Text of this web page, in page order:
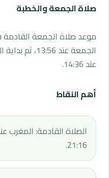
صلاة الجمعة والخطبة
عند 14:36.
أهم النقاط
الصلاة القادمة: المغرب
21:16.